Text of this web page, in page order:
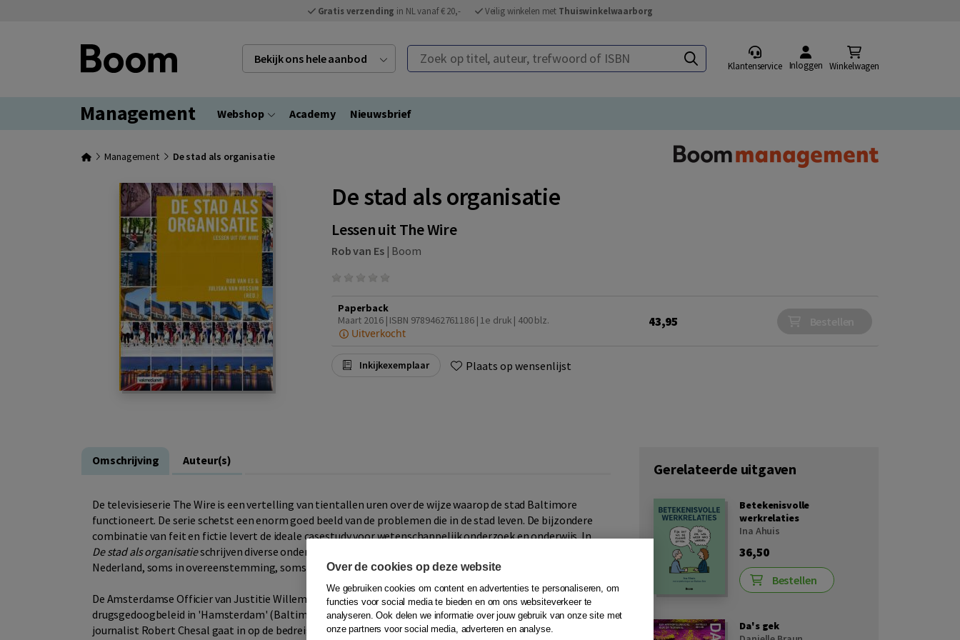
Gratis verzending in NL vanaf € 20,- Veilig winkelen met Thuiswinkelwaarborg
Bekijk ons hele aanbod Zoek op titel, auteur, trefwoord of ISBN
Klantenservice Inloggen Winkelwagen
Management Webshop Academy Nieuwsbrief
Management De stad als organisatie
De stad als organisatie
Lessen uit The Wire
Rob van Es| Boom
Paperback
Maart 2016 | ISBN 9789462761186 | 1e druk | 400 blz.
Uitverkocht
43,95
Inkijkexemplaar Plaats op wensenlijst
Omschrijving Auteur(s)
De televisieserie The Wire is een vertelling van tientallen uren over de wijze waarop de stad Baltimore
functioneert. De serie schetst een enorm goed beeld van de problemen die in de stad leven. De bijzondere
combinatie van feit en fictie levert de ideale casestudy voor wetenschappelijk onderzoek en onderwijs. In
De stad als organisatieschrijven diverse onderzoekers en professionals over hun inzichten en ervaringen in
Nederland, soms in overeenstemming, soms in contrast met de situatie in Baltimore.
De Amsterdamse Officier van Justitie Willem Nijkerk maakt een boeiende vergelijking tussen het
drugsgedoogbeleid in 'Hamsterdam' (Baltimore) en Amsterdam, en de in Nederland woonachtige
journalist Robert Chesal gaat in op de bedreigde positie van de media.
Gerelateerde uitgaven
Betekenisvolle
werkrelaties
Ina Ahuis
36,50
Bestellen
Da's gek
Over de cookies op deze website
We gebruiken cookies om content en advertenties te personaliseren, om
functies voor social media te bieden en om ons websiteverkeer te
analyseren. Ook delen we informatie over jouw gebruik van onze site met
onze partners voor social media, adverteren en analyse.